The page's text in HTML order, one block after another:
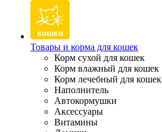
Товары и корма для кошек
Корм сухой для кошек
Корм влажный для кошек
Корм лечебный для кошек
Наполнитель
Автокормушки
Аксессуары
Витамины